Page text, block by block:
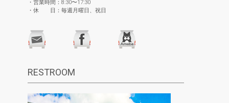
・営業時間：8:30〜17:30
・休 日：毎週月曜日、祝日
RESTROOM